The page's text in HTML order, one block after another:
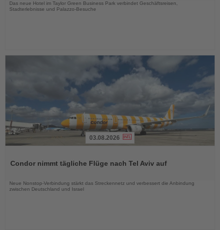
Das neue Hotel im Taylor Green Business Park verbindet Geschäftsreisen,
Stadterlebnisse und Palazzo-Besuche
die
03.08.2026
Condor nimmt tägliche Flüge nach Tel Aviv auf
Neue Nonstop-Verbindung stärkt das Streckennetz und verbessert die Anbindung
zwischen Deutschland und Israel